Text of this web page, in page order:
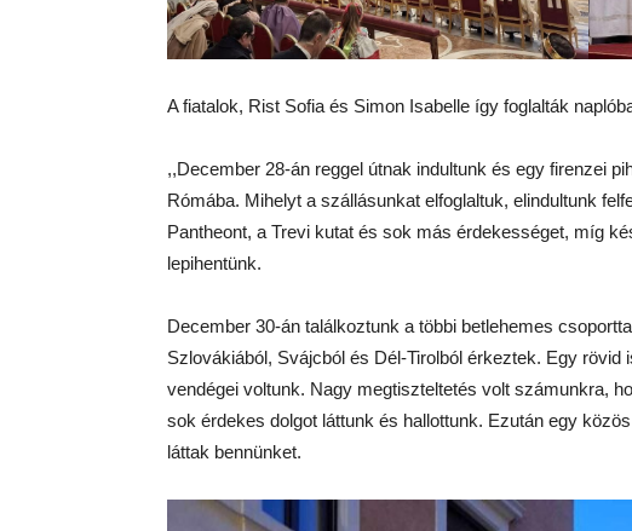
A fiatalok, Rist Sofia és Simon Isabelle így foglalták
,,December 28-án reggel útnak indultunk és egy firenzei
Rómába. Mihelyt a szállásunkat elfoglaltuk, elindultunk
Pantheont, a Trevi kutat és sok más érdekességet, míg
lepihentünk.
December 30-án találkoztunk a többi betlehemes
Szlovákiából, Svájcból és Dél-Tirolból érkeztek. Egy
vendégei voltunk. Nagy megtiszteltetés volt számunkra,
sok érdekes dolgot láttunk és hallottunk. Ezután egy
láttak bennünket.